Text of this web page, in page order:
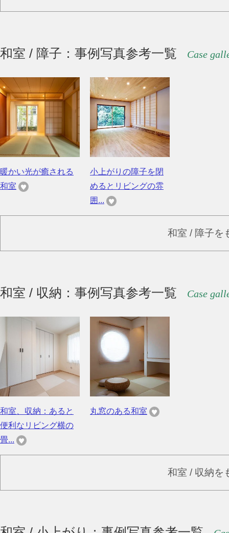
和室 / 障子：事例写真参考一覧 Case
暖かい光が癒される
和室
小上がりの障子を閉
めるとリビングの雰
囲...
和室 / 障子を
和室 / 収納：事例写真参考一覧 Case
和室、収納：あると
便利なリビング横の
畳...
丸窓のある和室
和室 / 収納を